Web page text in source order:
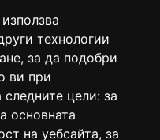
технологии
за да подобри
ви при
цели: за
основната
на уебсайта, за